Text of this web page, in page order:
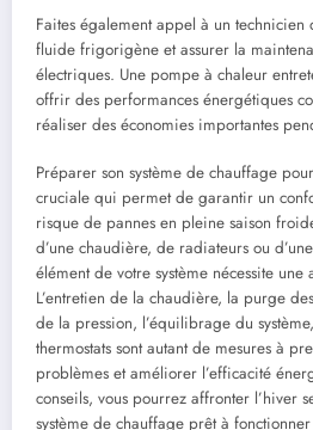
Faites également appel à un
fluide frigorigène et assurer la
électriques. Une pompe à chaleur
offrir des performances énergétiques
réaliser des économies importantes
Préparer son système de chauffage
cruciale qui permet de garantir un
risque de pannes en pleine saison
d’une chaudière, de radiateurs ou
élément de votre système nécessite
L’entretien de la chaudière, la purge
de la pression, l’équilibrage du
thermostats sont autant de mesures à
problèmes et améliorer l’efficacité
conseils, vous pourrez affronter l’hiver
système de chauffage prêt à